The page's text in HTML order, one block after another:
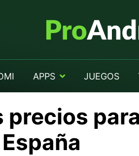
APPS JUEGOS
precios